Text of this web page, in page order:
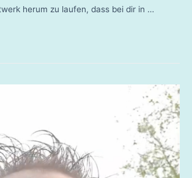
herum zu laufen, dass bei dir in …